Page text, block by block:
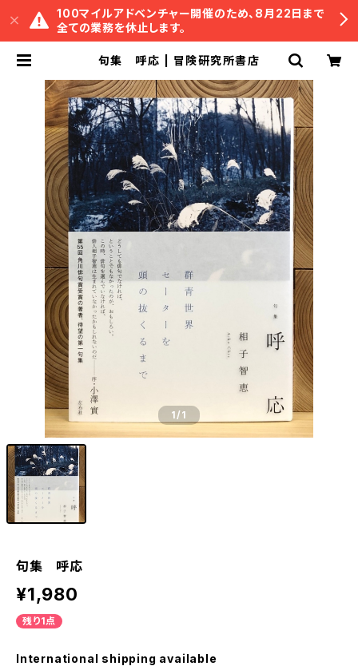
100マイルアドベンチャー開催のため、8月22日まで
全ての業務を休止します。
句集 呼応 | 冒険研究所書店
1/1
句集 呼応
¥1,980
残り1点
International shipping available